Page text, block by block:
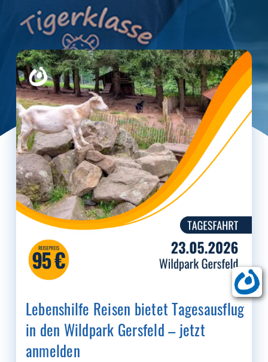
Lebenshilfe Reisen bietet Tagesausflug
in den Wildpark Gersfeld – jetzt
anmelden